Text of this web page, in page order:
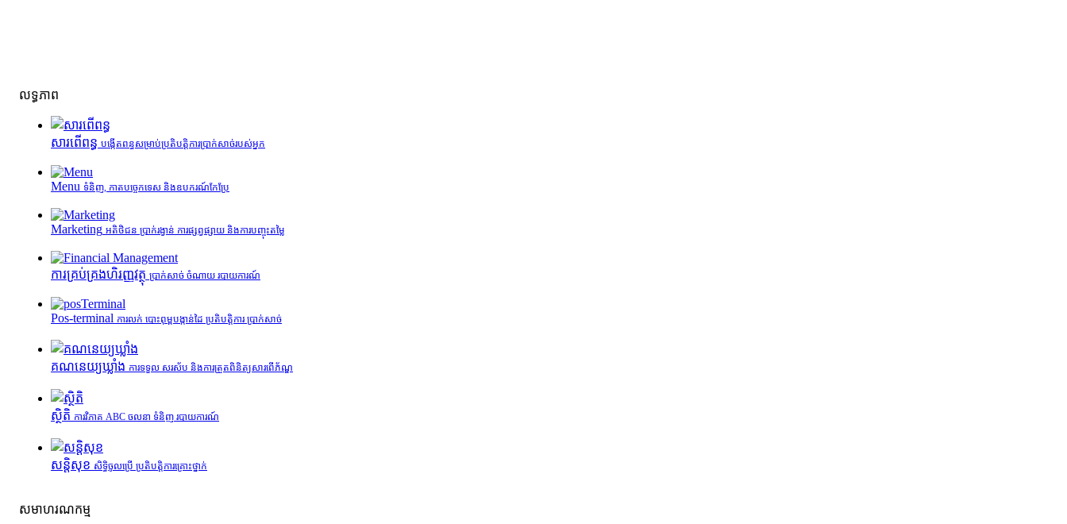
លទ្ធភាព
សារពើពន្ធ បង្កើតពន្ធសម្រាប់ប្រតិបត្តិការប្រាក់សាច់របស់អ្នក
Menu ទំនិញ, កាតបច្ចេកទេស និងឧបករណ៍កែប្រែ
Marketing អតិថិជន ប្រាក់រង្វាន់ ការផ្សព្វផ្សាយ និងការបញ្ចុះតម្លៃ
ការគ្រប់គ្រង​ហិរញ្ញវត្ថុ ប្រាក់សាច់ ចំណាយ របាយការណ៍
Pos-terminal ការលក់ បោះពុម្ពបង្កាន់ដៃ ប្រតិបត្តិការ ប្រាក់សាច់
គណនេយ្យឃ្លាំង ការទទួល សរស័ប និងការត្រួតពិនិត្យសារពើភ័ណ្ឌ
ស្ថិតិ ការវិភាគ ABC ចលនា ទំនិញ របាយការណ៍
សន្តិសុខ សិទ្ធិចូលប្រើ ប្រតិបត្តិការគ្រោះថ្នាក់
សមាហរណកម្ម